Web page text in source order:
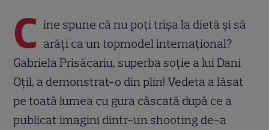
C ine spune că nu poți trișa la dietă și să
arăți ca un topmodel internațional?
Gabriela Prisăcariu, superba soție a lui Dani
Oțil, a demonstrat-o din plin! Vedeta a lăsat
pe toată lumea cu gura căscată după ce a
publicat imagini dintr-un shooting de-a